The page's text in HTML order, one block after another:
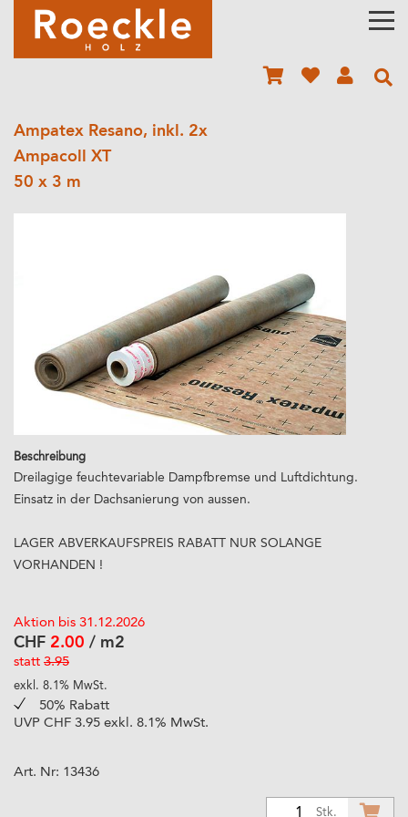
Ampatex Resano, inkl. 2x
Ampacoll XT
50 x 3 m
Beschreibung
Dreilagige feuchtevariable Dampfbremse und Luftdichtung.
Einsatz in der Dachsanierung von aussen.
LAGER ABVERKAUFSPREIS RABATT NUR SOLANGE
VORHANDEN !
Aktion bis 31.12.2026
CHF 2.00 / m2
statt 3.95
exkl. 8.1% MwSt.
50% Rabatt
UVP CHF 3.95 exkl. 8.1% MwSt.
Art. Nr: 13436
Stk.